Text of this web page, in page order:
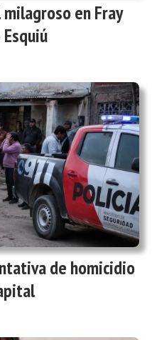
en Fray
de homicidio